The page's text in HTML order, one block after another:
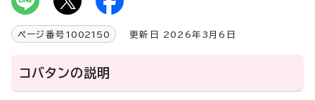
ページ番号 1002150 更新日 2026年3月6日
コバタンの説明